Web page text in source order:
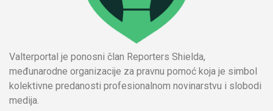
Valterportal je ponosni član Reporters Shielda,
međunarodne organizacije za pravnu pomoć koja je simbol
kolektivne predanosti profesionalnom novinarstvu i slobodi
medija.